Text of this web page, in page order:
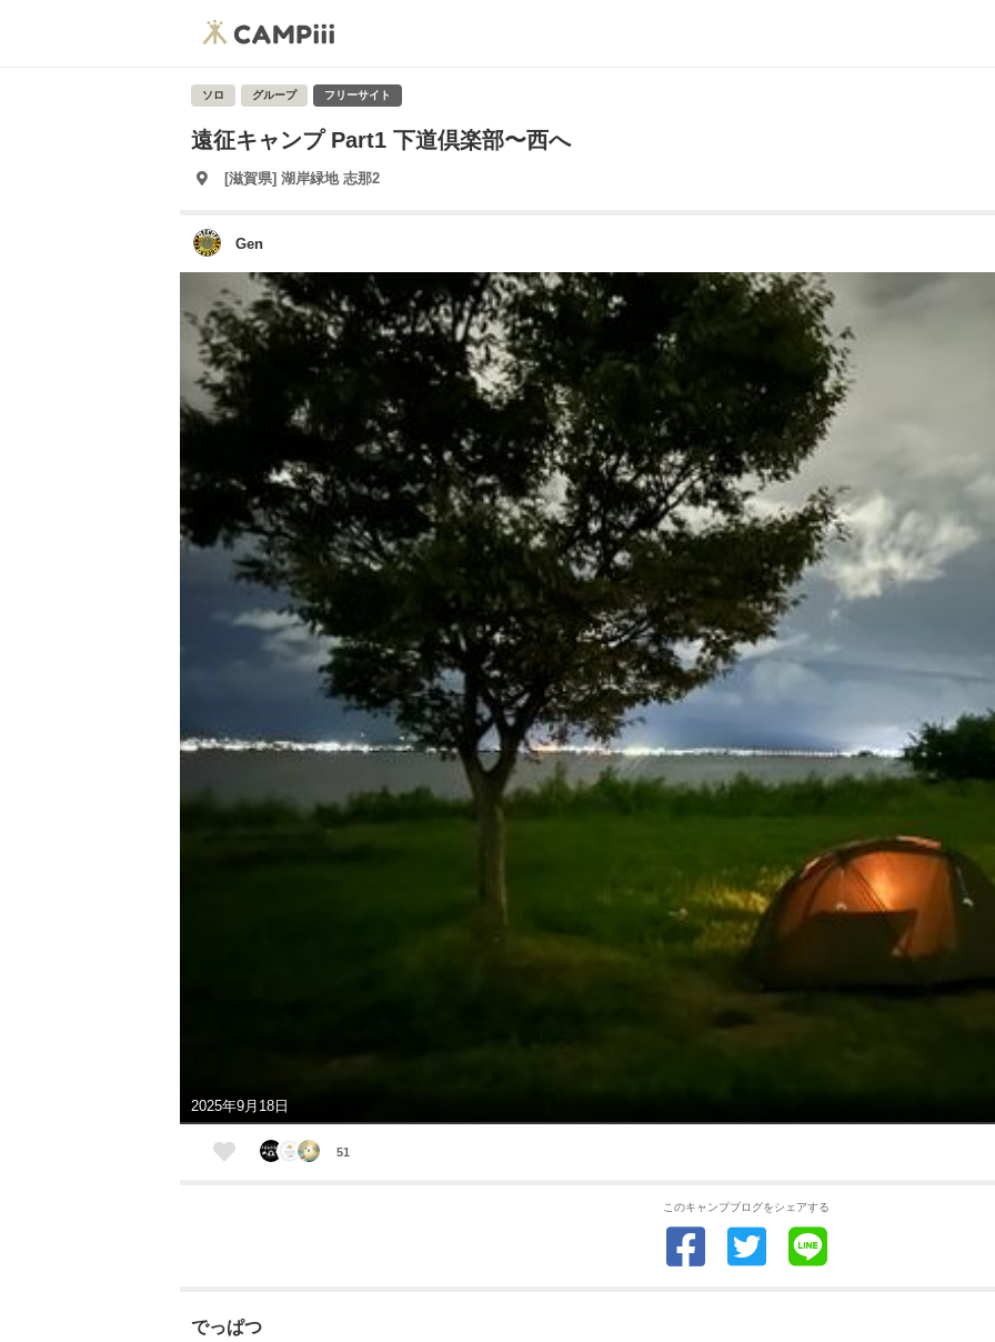
ソロ グループ フリーサイト
遠征キャンプ Part1 下道倶楽部〜西へ
[滋賀県] 湖岸緑地 志那2
Gen
2025年9月18日
51
このキャンプブログをシェアする
でっぱつ